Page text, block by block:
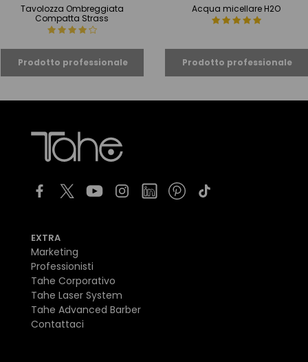
Tavolozza Ombreggiata
Compatta Strass
Acqua micellare H2O
EXTRA
Marketing
Professionisti
Tahe Corporativo
Tahe Laser System
Tahe Advanced Barber
Contattaci